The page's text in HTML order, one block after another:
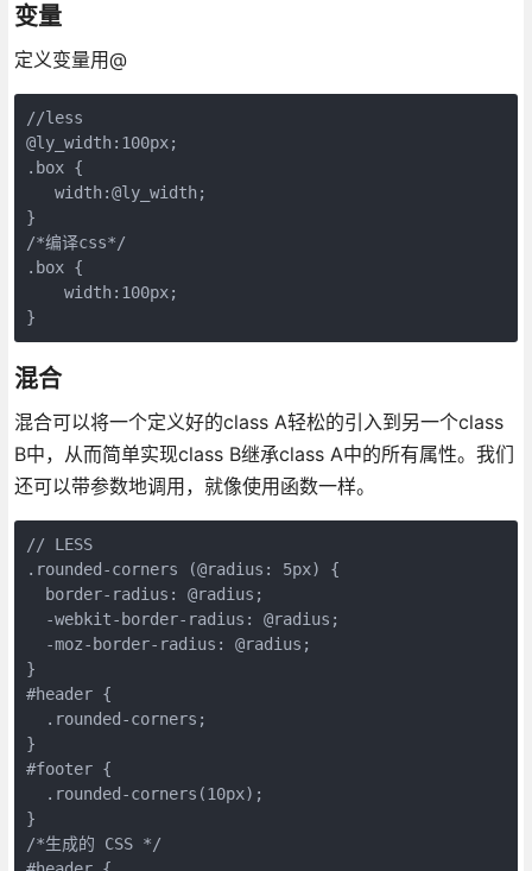
变量
定义变量用@
//less
@ly_width:100px;
.box {
   width:@ly_width;
}
/*编译css*/
.box {
    width:100px;
}
混合
混合可以将一个定义好的class A轻松的引入到另一个class
B中，从而简单实现class B继承class A中的所有属性。我们
还可以带参数地调用，就像使用函数一样。
// LESS
.rounded-corners (@radius: 5px) {
  border-radius: @radius;
  -webkit-border-radius: @radius;
  -moz-border-radius: @radius;
}
#header {
  .rounded-corners;
}
#footer {
  .rounded-corners(10px);
}
/*生成的 CSS */